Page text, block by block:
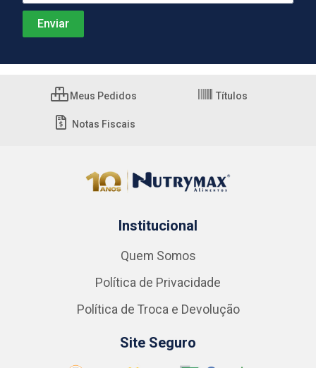
Meus Pedidos Títulos
Notas Fiscais
Institucional
Quem Somos
Política de Privacidade
Política de Troca e Devolução
Site Seguro